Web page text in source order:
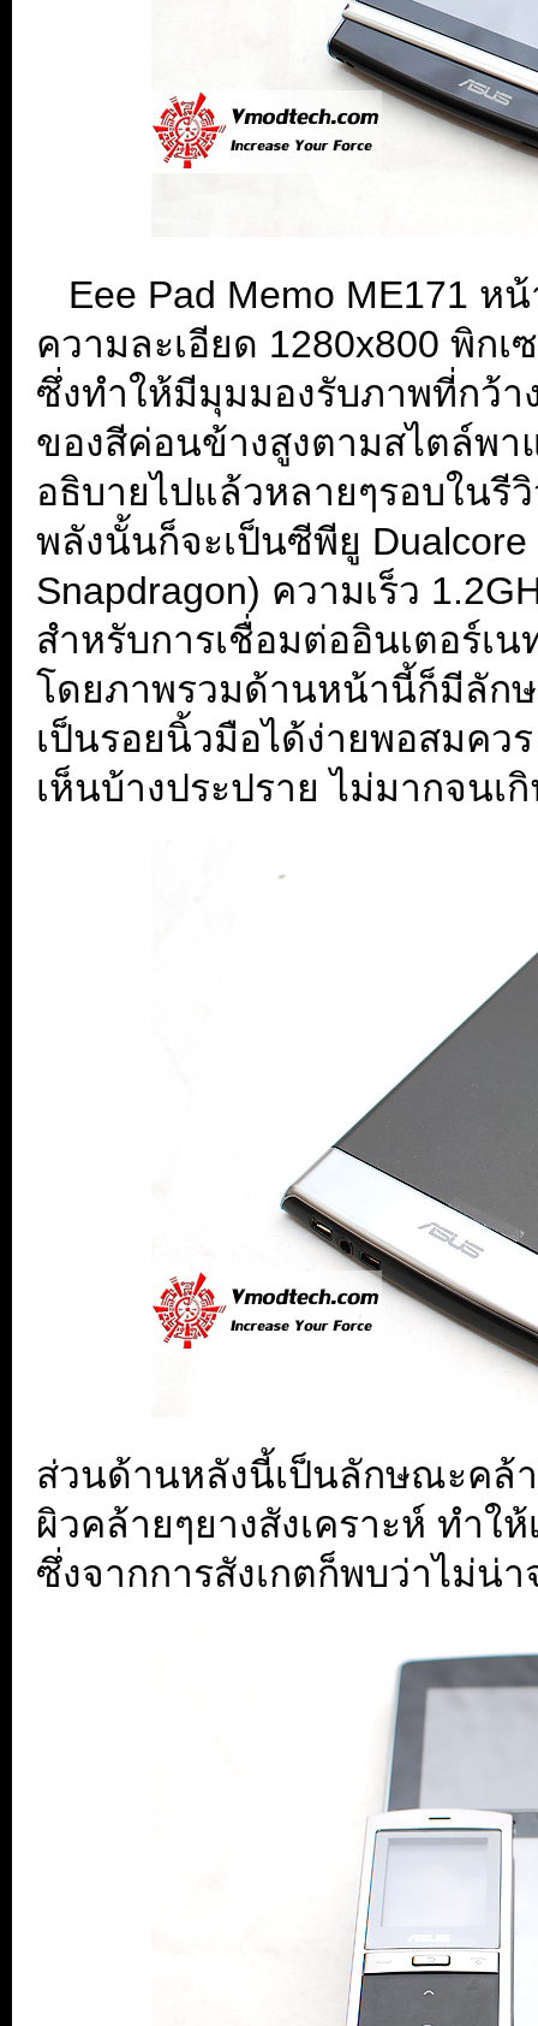
Eee Pad Memo ME171
ความละเอียด 1280x800 พิก
ซึ่งทำให้มีมุมมองรับภาพที่กว้า
ของสีค่อนข้างสูงตามสไตล์พา
อธิบายไปแล้วหลายๆรอบในรี
พลังนั้นก็จะเป็นซีพียู
Snapdragon) ความเร็ว
สำหรับการเชื่อมต่ออินเตอร์เ
โดยภาพรวมด้านหน้านี้ก็มีลักษ
เป็นรอยนิ้วมือได้ง่ายพอสมคว
เห็นบ้างประปราย ไม่มากจน
ส่วนด้านหลังนี้เป็นลักษณะคล้
ผิวคล้ายๆยางสังเคราะห์ ทำ
ซึ่งจากการสังเกตก็พบว่าไม่น่